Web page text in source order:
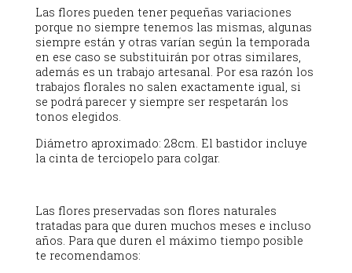
Las flores pueden tener pequeñas variaciones
porque no siempre tenemos las mismas, algunas
siempre están y otras varían según la temporada
en ese caso se substituirán por otras similares,
además es un trabajo artesanal. Por esa razón los
trabajos florales no salen exactamente igual, si
se podrá parecer y siempre ser respetarán los
tonos elegidos.
Diámetro aproximado: 28cm. El bastidor incluye
la cinta de terciopelo para colgar.
Las flores preservadas son flores naturales
tratadas para que duren muchos meses e incluso
años. Para que duren el máximo tiempo posible
te recomendamos: